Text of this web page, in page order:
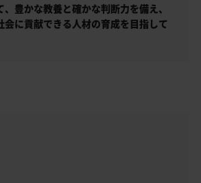
豊かな教養と確かな判断力を備え、
会に貢献できる人材の育成を目指して